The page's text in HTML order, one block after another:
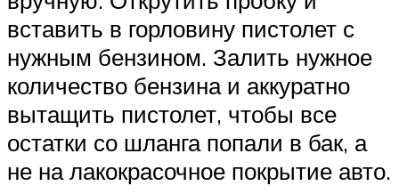
вставить в горловину пистолет с
нужным бензином. Залить нужное
количество бензина и аккуратно
вытащить пистолет, чтобы все
остатки со шланга попали в бак, а
не на лакокрасочное покрытие авто.